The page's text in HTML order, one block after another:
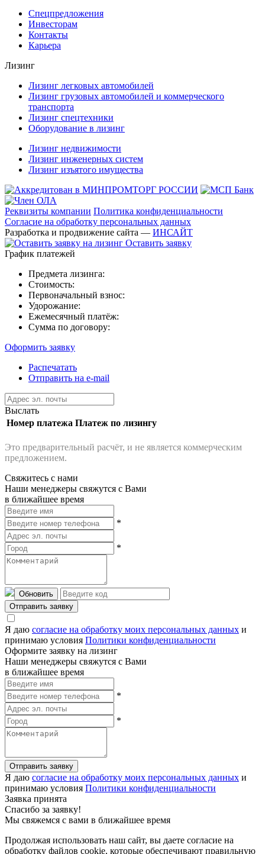
Спецпредложения
Инвесторам
Контакты
Карьера
Лизинг
Лизинг легковых автомобилей
Лизинг грузовых автомобилей и коммерческого
транспорта
Лизинг спецтехники
Оборудование в лизинг
Лизинг недвижимости
Лизинг инженерных систем
Лизинг изъятого имущества
Реквизиты компании Политика конфиденциальности
Согласие на обработку персональных данных
Разработка и продвижение сайта — ИНСАЙТ
Оставить заявку
График платежей
Предмета лизинга:
Стоимость:
Первоначальный взнос:
Удорожание:
Ежемесячный платёж:
Сумма по договору:
Оформить заявку
Распечатать
Отправить на e-mail
Выслать
Номер платежа Платеж по лизингу
Это предварительный расчёт, и не является коммерческим
предложением.
Свяжитесь с нами
Наши менеджеры свяжутся с Вами
в ближайшее время
*
*
Обновить
Отправить заявку
Я даю согласие на обработку моих персональных данных и
принимаю условия Политики конфиденциальности
Оформите заявку на лизинг
Наши менеджеры свяжутся с Вами
в ближайшее время
*
*
Отправить заявку
Я даю согласие на обработку моих персональных данных и
принимаю условия Политики конфиденциальности
Заявка принята
Спасибо за заявку!
Мы свяжемся с вами в ближайшее время
Продолжая использовать наш сайт, вы даете согласие на
обработку файлов cookie, которые обеспечивают правильную